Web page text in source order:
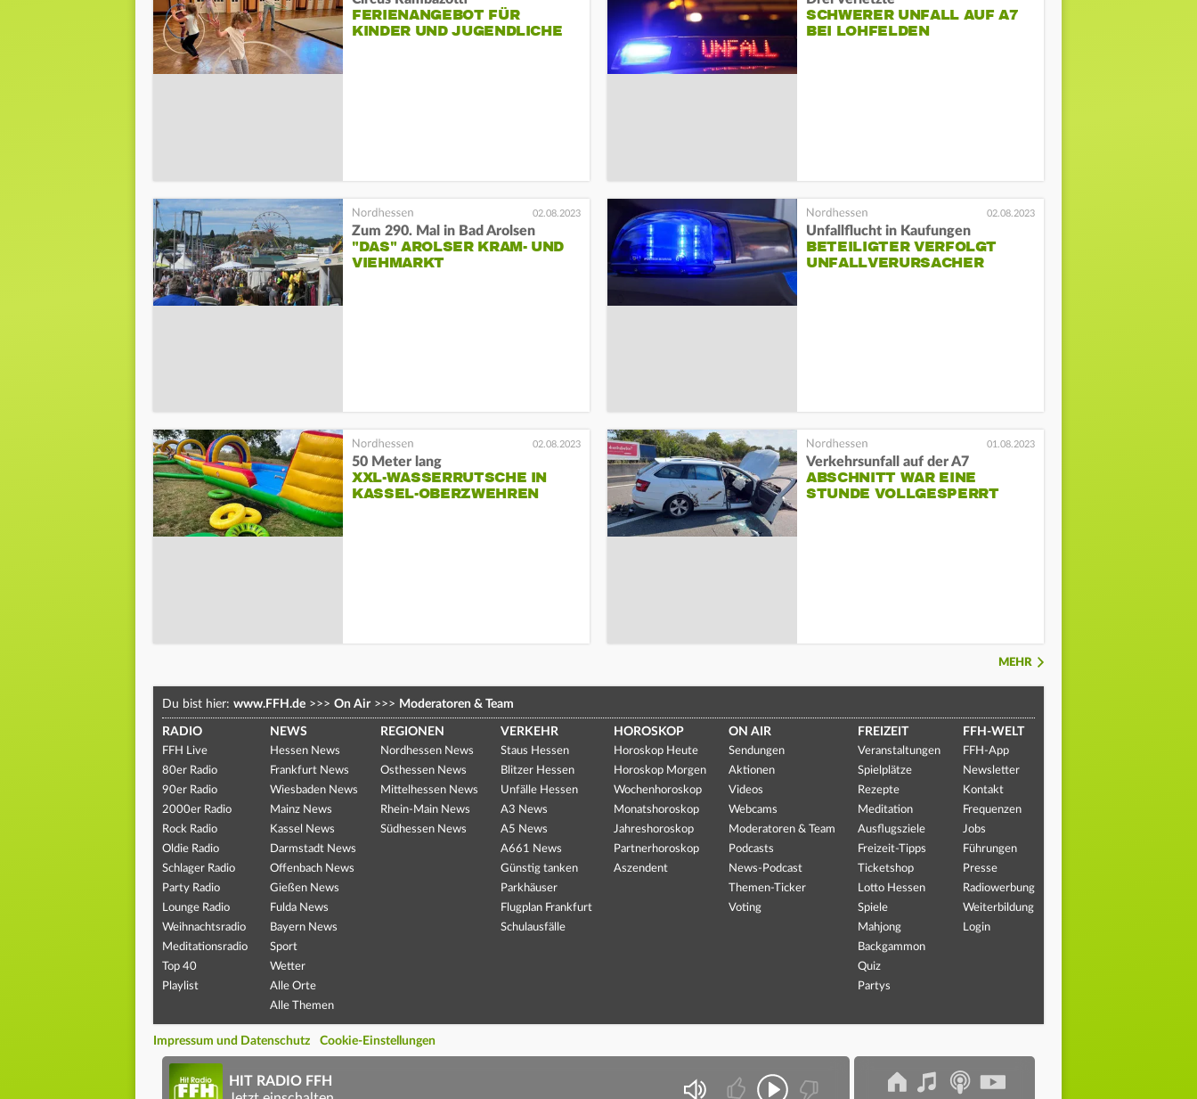
FERIENANGEBOT FÜR
KINDER UND JUGENDLICHE
SCHWERER UNFALL AUF A7
BEI LOHFELDEN
02.08.2023
Zum 290. Mal in Bad Arolsen
"DAS" AROLSER KRAM- UND
VIEHMARKT
02.08.2023
Unfallflucht in Kaufungen
BETEILIGTER VERFOLGT
UNFALLVERURSACHER
02.08.2023
50 Meter lang
XXL-WASSERRUTSCHE IN
KASSEL-OBERZWEHREN
01.08.2023
Verkehrsunfall auf der A7
ABSCHNITT WAR EINE
STUNDE VOLLGESPERRT
MEHR
Du bist hier: www.FFH.de >>> On Air >>> Moderatoren & Team
RADIO
FFH Live
80er Radio
90er Radio
2000er Radio
Rock Radio
Oldie Radio
Schlager Radio
Party Radio
Lounge Radio
Weihnachtsradio
Meditationsradio
Top 40
Playlist
NEWS
Hessen News
Frankfurt News
Wiesbaden News
Mainz News
Kassel News
Darmstadt News
Offenbach News
Gießen News
Fulda News
Bayern News
Sport
Wetter
Alle Orte
Alle Themen
REGIONEN
Nordhessen News
Osthessen News
Mittelhessen News
Rhein-Main News
Südhessen News
VERKEHR
Staus Hessen
Blitzer Hessen
Unfälle Hessen
A3 News
A5 News
A661 News
Günstig tanken
Parkhäuser
Flugplan Frankfurt
Schulausfälle
HOROSKOP
Horoskop Heute
Horoskop Morgen
Wochenhoroskop
Monatshoroskop
Jahreshoroskop
Partnerhoroskop
Aszendent
ON AIR
Sendungen
Aktionen
Videos
Webcams
Moderatoren & Team
Podcasts
News-Podcast
Themen-Ticker
Voting
FREIZEIT
Veranstaltungen
Spielplätze
Rezepte
Meditation
Ausflugsziele
Freizeit-Tipps
Ticketshop
Lotto Hessen
Spiele
Mahjong
Backgammon
Quiz
Partys
FFH-WELT
FFH-App
Newsletter
Kontakt
Frequenzen
Jobs
Führungen
Presse
Radiowerbung
Weiterbildung
Login
Impressum und Datenschutz Cookie-Einstellungen
HIT RADIO FFH